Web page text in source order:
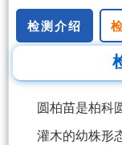
检测介绍
圆柏苗是柏科
灌木的幼株形